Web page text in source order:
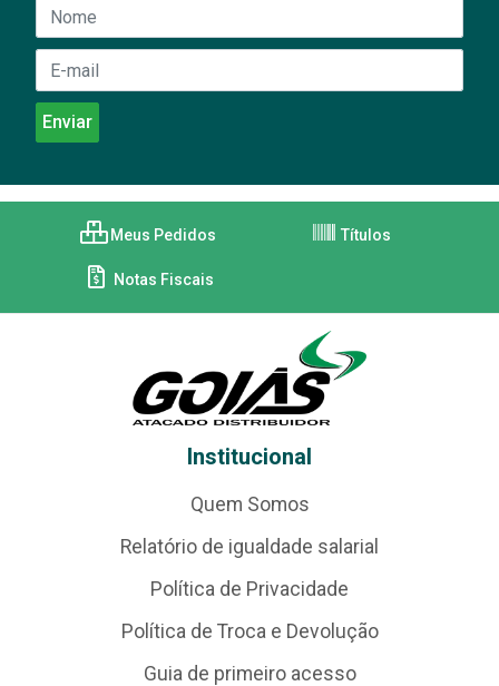
Meus Pedidos Títulos
Notas Fiscais
Institucional
Quem Somos
Relatório de igualdade salarial
Política de Privacidade
Política de Troca e Devolução
Guia de primeiro acesso